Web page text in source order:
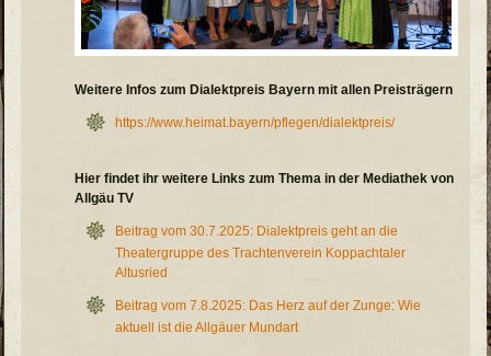
Weitere Infos zum Dialektpreis Bayern mit allen Preisträgern
https://www.heimat.bayern/pflegen/dialektpreis/
Hier findet ihr weitere Links zum Thema in der Mediathek von
Allgäu TV
Beitrag vom 30.7.2025: Dialektpreis geht an die
Theatergruppe des Trachtenverein Koppachtaler
Altusried
Beitrag vom 7.8.2025: Das Herz auf der Zunge: Wie
aktuell ist die Allgäuer Mundart